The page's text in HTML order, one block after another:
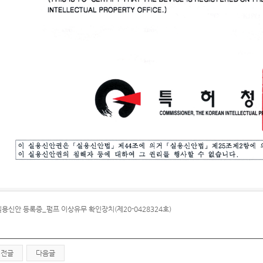
신안 등록증_펌프 이상유무 확인장치(제20-0428324호)
글 다음글